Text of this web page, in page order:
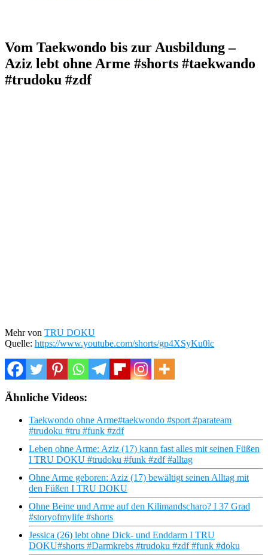
Vom Taekwondo bis zur Ausbildung –
Aziz lebt ohne Arme #shorts #taekwando
#trudoku #zdf
Mehr von TRU DOKU
Quelle: https://www.youtube.com/shorts/gp4XSyKu0lc
Ähnliche Videos:
Taekwondo ohne Arme#taekwondo #sport #parateam
#trudoku #tru #funk #zdf
Leben ohne Arme: Aziz (17) kann fast alles mit seinen Füßen
I TRU DOKU #trudoku #funk #zdf #alltag
Ohne Arme geboren: Aziz (17) bewältigt seinen Alltag mit
den Füßen I TRU DOKU
Ohne Beine und Arme auf den Kilimandscharo? I 37 Grad
#storyofmylife #shorts
Jessica (26) lebt ohne Dick- und Enddarm I TRU
DOKU#shorts #Darmkrebs #trudoku #zdf #funk #doku